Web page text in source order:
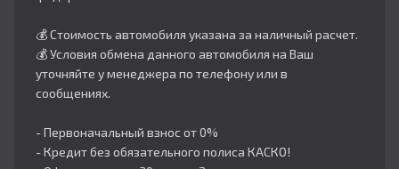
💰 Стоимость автомобиля указана за наличный расчет.
💰 Условия обмена данного автомобиля на Ваш
уточняйте у менеджера по телефону или в
сообщениях.
- Первоначальный взнос от 0%
- Кредит без обязательного полиса КАСКО!